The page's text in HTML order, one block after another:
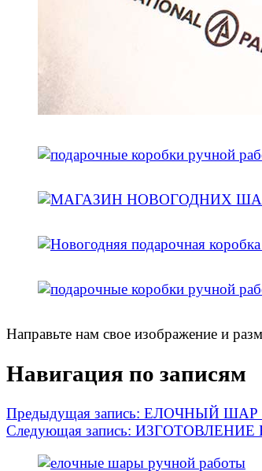
Направьте нам свое изображение и
Навигация по записям
Предыдущая запись: ЕЛОЧНЫЙ ШАР
Следующая запись: